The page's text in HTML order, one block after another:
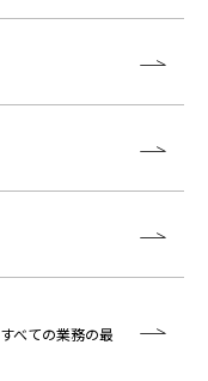
べての業務の最